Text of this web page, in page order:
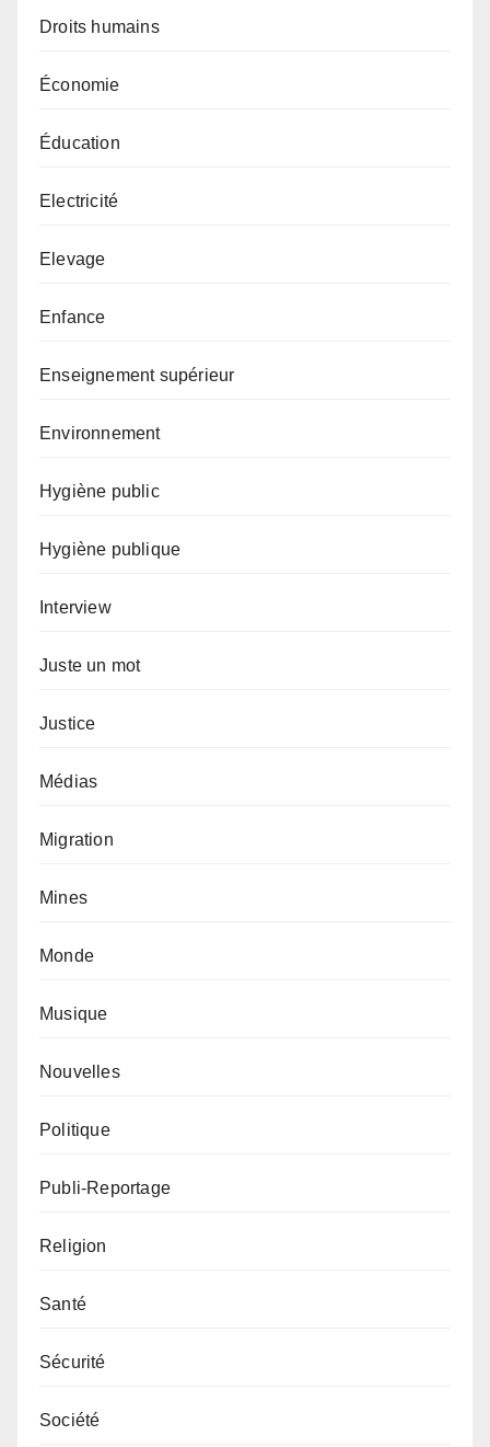
Droits humains
Économie
Éducation
Electricité
Elevage
Enfance
Enseignement supérieur
Environnement
Hygiène public
Hygiène publique
Interview
Juste un mot
Justice
Médias
Migration
Mines
Monde
Musique
Nouvelles
Politique
Publi-Reportage
Religion
Santé
Sécurité
Société